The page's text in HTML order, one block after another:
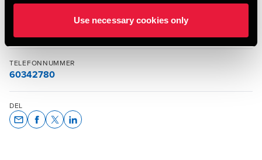
Use necessary cookies only
Email
TELEFONNUMMER
60342780
DEL